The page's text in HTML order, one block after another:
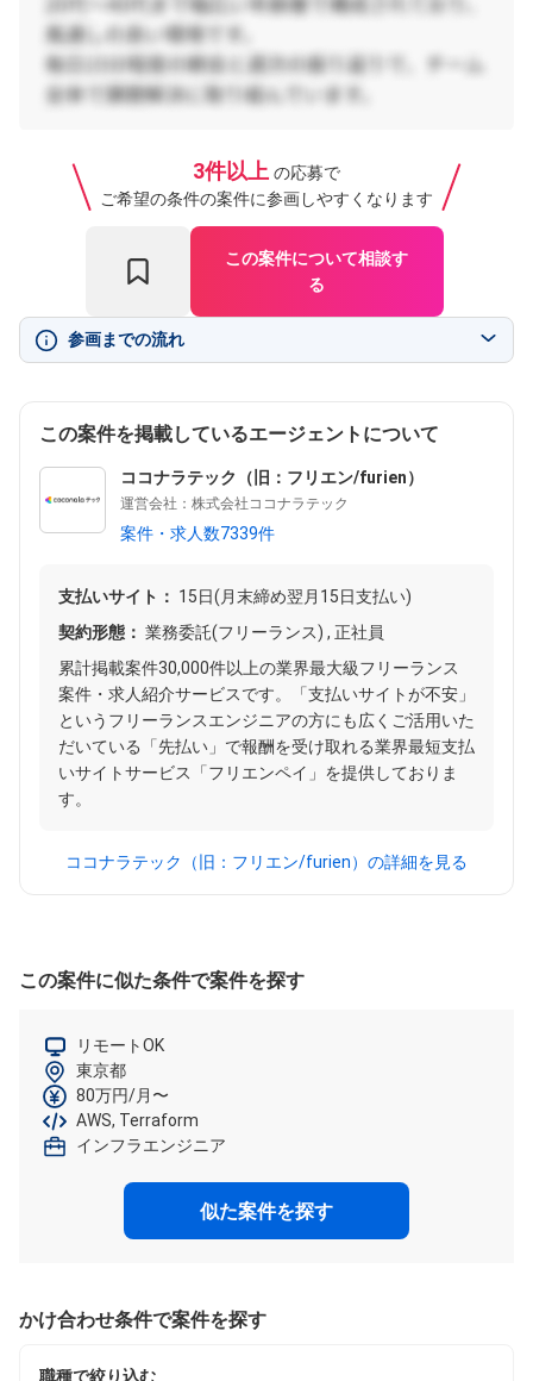
3件以上 の応募で
ご希望の条件の案件に参画しやすくなります
この案件について相談す
る
参画までの流れ
この案件を掲載しているエージェントについて
ココナラテック（旧：フリエン/furien）
運営会社：株式会社ココナラテック
案件・求人数7339件
支払いサイト： 15日(月末締め翌月15日支払い)
契約形態： 業務委託(フリーランス) , 正社員
累計掲載案件30,000件以上の業界最大級フリーランス
案件・求人紹介サービスです。「支払いサイトが不安」
というフリーランスエンジニアの方にも広くご活用いた
だいている「先払い」で報酬を受け取れる業界最短支払
いサイトサービス「フリエンペイ」を提供しておりま
す。
ココナラテック（旧：フリエン/furien）の詳細を見る
この案件に似た条件で案件を探す
リモートOK
東京都
80万円/月〜
AWS, Terraform
インフラエンジニア
似た案件を探す
かけ合わせ条件で案件を探す
職種で絞り込む